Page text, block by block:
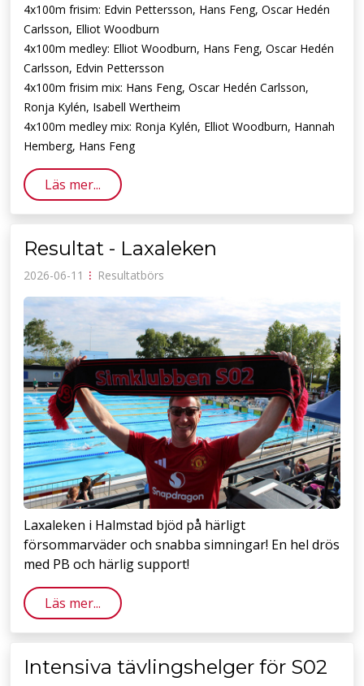
4x100m frisim: Edvin Pettersson, Hans Feng, Oscar Hedén
Carlsson, Elliot Woodburn
4x100m medley: Elliot Woodburn, Hans Feng, Oscar Hedén
Carlsson, Edvin Pettersson
4x100m frisim mix: Hans Feng, Oscar Hedén Carlsson,
Ronja Kylén, Isabell Wertheim
4x100m medley mix: Ronja Kylén, Elliot Woodburn, Hannah
Hemberg, Hans Feng
Läs mer...
Resultat - Laxaleken
2026-06-11 ⁝ Resultatbörs
Laxaleken i Halmstad bjöd på härligt
försommarväder och snabba simningar! En hel drös
med PB och härlig support!
Läs mer...
Intensiva tävlingshelger för S02